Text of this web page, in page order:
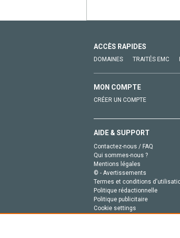
ACCÈS RAPIDES
DOMAINES TRAITÉS EMC
MON COMPTE
CRÉER UN COMPTE
AIDE & SUPPORT
Contactez-nous / FAQ
Qui sommes-nous ?
Mentions légales
© - Avertissements
Termes et conditions
Politique rédactionnelle
Politique publicitaire
Cookie settings